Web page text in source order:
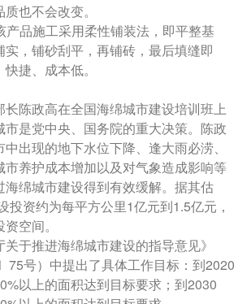
也不会改变。
产品施工采用柔性铺装法，即平整基
，铺砂刮平，再铺砖，最后填缝即
捷、成本低。
陈政高在全国海绵城市建设培训班上
是党中央、国务院的重大决策。陈政
出现的地下水位下降、逢大雨必涝、
市养护成本增加以及对气象造成影响等
海绵城市建设得到有效缓解。据其估
投资约为每平方公里1亿元到1.5亿元，
空间。
于推进海绵城市建设的指导意见》
75号）中提出了具体工作目标：到2020
以上的面积达到目标要求；到2030